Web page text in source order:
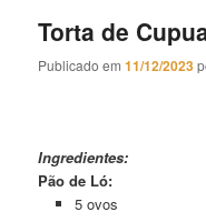
Torta de
Publicado em11/12/2023
Ingredientes:
Pão de Ló:
5 ovos